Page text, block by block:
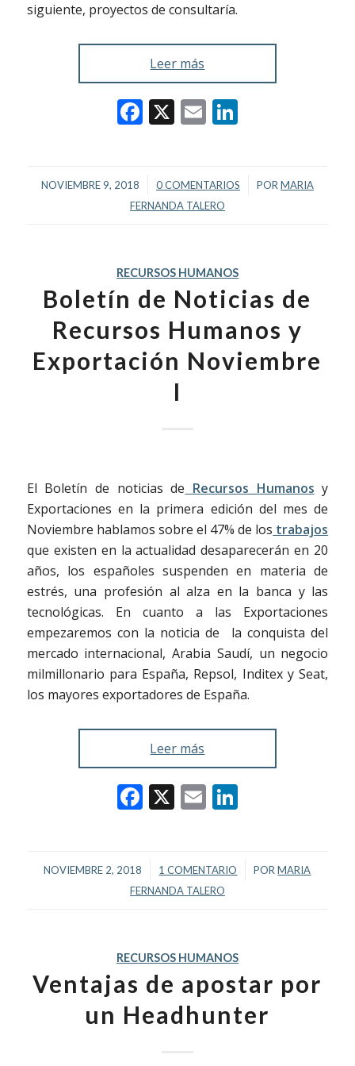
siguiente, proyectos de consultaría.
Leer más
Facebook
X EmailLinkedIn
NOVIEMBRE 9, 2018
/ 0 COMENTARIOS
/ PORMARIA
FERNANDA TALERO
RECURSOS HUMANOS
Boletín de Noticias de
Recursos Humanos y
Exportación Noviembre
I
El Boletín de noticias de Recursos Humanos y
Exportaciones en la primera edición del mes de
Noviembre hablamos sobre el 47% de los trabajos
que existen en la actualidad desaparecerán en 20
años, los españoles suspenden en materia de
estrés, una profesión al alza en la banca y las
tecnológicas. En cuanto a las Exportaciones
empezaremos con la noticia de la conquista del
mercado internacional, Arabia Saudí, un negocio
milmillonario para España, Repsol, Inditex y Seat,
los mayores exportadores de España.
Leer más
Facebook
X EmailLinkedIn
NOVIEMBRE 2, 2018
/ 1 COMENTARIO
/ PORMARIA
FERNANDA TALERO
RECURSOS HUMANOS
Ventajas de apostar por
un Headhunter